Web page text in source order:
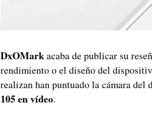
DxOMarkacaba de publicar su
rendimiento o el diseño del
realizan han puntuado la cámara del
105 en vídeo.